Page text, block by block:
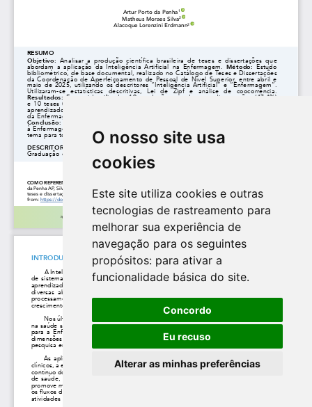
O nosso site usa
cookies
Este site utiliza cookies e outras
tecnologias de rastreamento para
melhorar sua experiência de
navegação para os seguintes
propósitos: para ativar a
funcionalidade básica do site.
Concordo
Eu recuso
Alterar as minhas preferências